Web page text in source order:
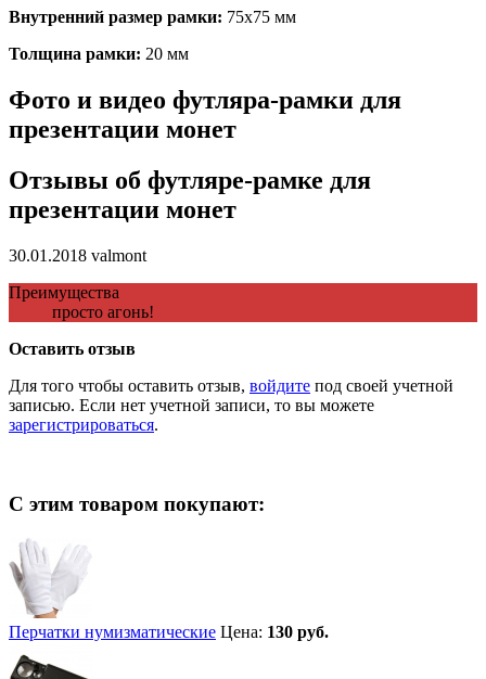
Внутренний размер рамки: 75х75 мм
Толщина рамки: 20 мм
Фото и видео футляра-рамки для
презентации монет
Отзывы об футляре-рамке для
презентации монет
30.01.2018 valmont
Преимущества
просто агонь!
Оставить отзыв
Для того чтобы оставить отзыв, войдите под своей учетной
записью. Если нет учетной записи, то вы можете
зарегистрироваться.
С этим товаром покупают:
Перчатки нумизматические Цена: 130 руб.